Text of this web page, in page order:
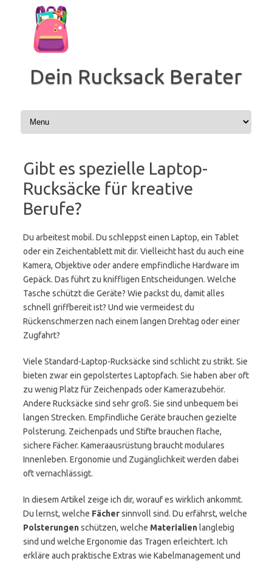
springen
Dein Rucksack Berater
Gibt es spezielle Laptop-
Rucksäcke für kreative
Berufe?
Du arbeitest mobil. Du schleppst einen Laptop, ein Tablet
oder ein Zeichentablett mit dir. Vielleicht hast du auch eine
Kamera, Objektive oder andere empfindliche Hardware im
Gepäck. Das führt zu kniffligen Entscheidungen. Welche
Tasche schützt die Geräte? Wie packst du, damit alles
schnell griffbereit ist? Und wie vermeidest du
Rückenschmerzen nach einem langen Drehtag oder einer
Zugfahrt?
Viele Standard-Laptop-Rucksäcke sind schlicht zu strikt. Sie
bieten zwar ein gepolstertes Laptopfach. Sie haben aber oft
zu wenig Platz für Zeichenpads oder Kamerazubehör.
Andere Rucksäcke sind sehr groß. Sie sind unbequem bei
langen Strecken. Empfindliche Geräte brauchen gezielte
Polsterung. Zeichenpads und Stifte brauchen flache,
sichere Fächer. Kameraausrüstung braucht modulares
Innenleben. Ergonomie und Zugänglichkeit werden dabei
oft vernachlässigt.
In diesem Artikel zeige ich dir, worauf es wirklich ankommt.
Du lernst, welche Fächersinnvoll sind. Du erfährst, welche
Polsterungenschützen, welche Materialien langlebig
sind und welche Ergonomie das Tragen erleichtert. Ich
erkläre auch praktische Extras wie Kabelmanagement und